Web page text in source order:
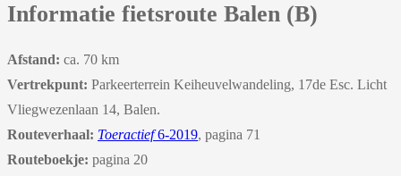
Informatie fietsroute Balen (B)
Afstand: ca. 70 km
Vertrekpunt: Parkeerterrein Keiheuvelwandeling, 17de Esc. Licht
Vliegwezenlaan 14, Balen.
Routeverhaal: Toeractief6-2019, pagina 71
Routeboekje: pagina 20